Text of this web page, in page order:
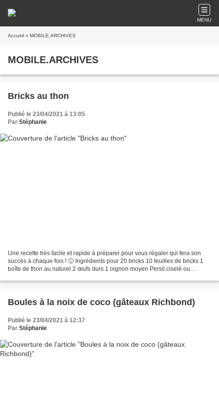
MENU
Accueil » MOBILE.ARCHIVES
MOBILE.ARCHIVES
Bricks au thon
Publié le 23/04/2021 à 13:05
Par Stéphanie
Une recette très facile et rapide à préparer pour vous régaler qui fera son
succès à chaque fois ! 🙂 Ingrédients pour 20 bricks 10 feuilles de bricks 1
boîte de thon au naturel 2 œufs durs 1 oignon moyen Persil ciselé ou
Boules à la noix de coco (gâteaux Richbond)
Publié le 23/04/2021 à 12:37
Par Stéphanie